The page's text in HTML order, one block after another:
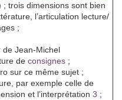
; trois dimensions sont bien
l’articulation lecture/
;
de Jean-Michel
de consignes ;
sur ce même sujet ;
par exemple celle de
et l’interprétation 3 ;